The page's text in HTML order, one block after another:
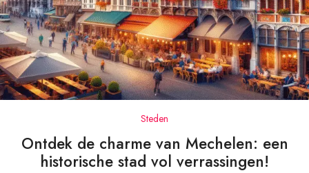
Steden
Ontdek de charme van Mechelen: een
historische stad vol verrassingen!